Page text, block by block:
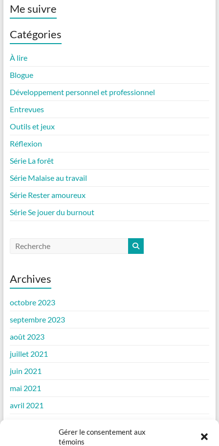
Gérer le consentement aux
témoins
Me suivre
Catégories
À lire
Blogue
Développement personnel et professionnel
Entrevues
Outils et jeux
Réflexion
Série La forêt
Série Malaise au travail
Série Rester amoureux
Série Se jouer du burnout
Archives
octobre 2023
septembre 2023
août 2023
juillet 2021
juin 2021
mai 2021
avril 2021